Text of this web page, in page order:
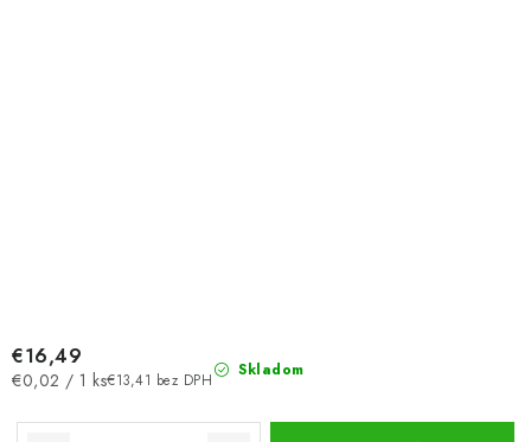
Skladom
€13,41 bez DPH
€16,49
Jednotková
€0,02 / 1 ks